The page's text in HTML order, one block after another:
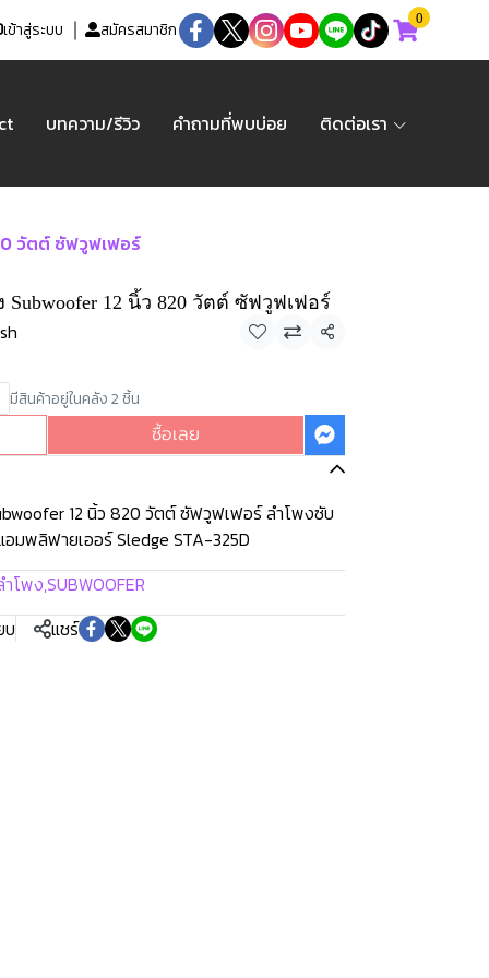
เข้าสู่ระบบ สมัครสมาชิก
0
บทความ/รีวิว คำถามที่พบบ่อย ติดต่อเรา
วัตต์ ซัฟวูฟเฟอร์
Subwoofer 12 นิ้ว 820 วัตต์ ซัฟวูฟเฟอร์
แชร์
มีสินค้าอยู่ในคลัง 2 ชิ้น
ซื้อเลย
12 นิ้ว 820 วัตต์ ซัฟวูฟเฟอร์ ลำโพงซับ
มพลิฟายเออร์ Sledge STA-325D
ำโพง,SUBWOOFER
บ แชร์